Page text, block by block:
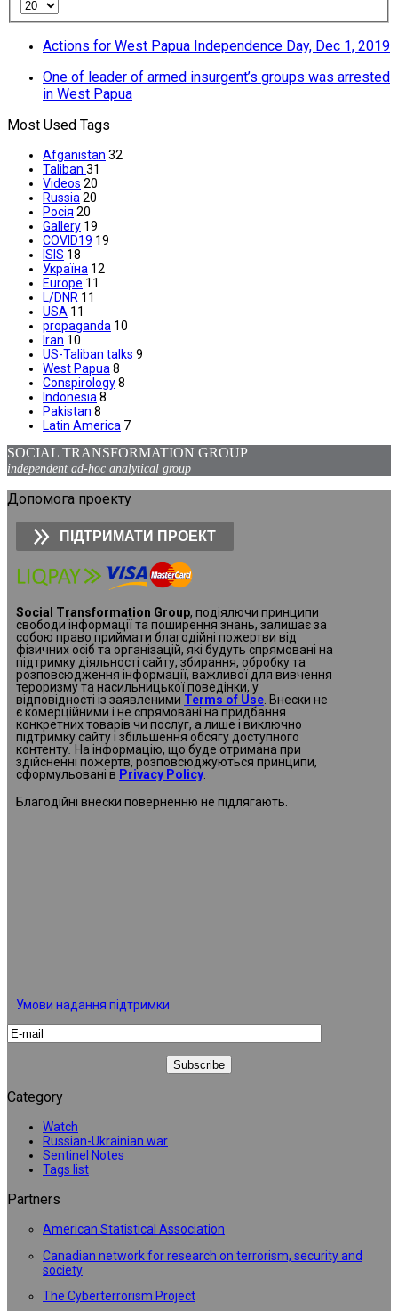
Actions for West Papua Independence Day, Dec 1, 2019
One of leader of armed insurgent’s groups was arrested
in West Papua
Most Used Tags
Afganistan 32
Taliban 31
Videos 20
Russia20
Росія 20
Gallery 19
COVID19 19
ISIS 18
Україна 12
Europe 11
L/DNR 11
USA 11
propaganda 10
Iran 10
US-Taliban talks 9
West Papua8
Conspirology8
Indonesia8
Pakistan 8
Latin America 7
SOCIAL TRANSFORMATION GROUP
independent ad-hoc analytical group
Допомога проекту
ПІДТРИМАТИ ПРОЕКТ
Social Transformation Group, подіялючи принципи
свободи інформації та поширення знань, залишає за
собою право приймати благодійні пожертви від
фізичних осіб та організацій, які будуть спрямовані на
підтримку діяльності сайту, збирання, обробку та
розповсюдження інформації, важливої для вивчення
тероризму та насильницької поведінки, у
відповідності із заявленими Terms of Use. Внески не
є комерційними і не спрямовані на придбання
конкретних товарів чи послуг, а лише і виключно
підтримку сайту і збільшення обсягу доступного
контенту. На інформацію, що буде отримана при
здійсненні пожертв, розповсюджуються принципи,
сформульовані в Privacy Policy.
Благодійні внески поверненню не підлягають.
Умови надання підтримки
Category
Watch
Russian-Ukrainian war
Sentinel Notes
Tags list
Partners
American Statistical Association
Canadian network for research on terrorism, security and
society
The Cyberterrorism Project